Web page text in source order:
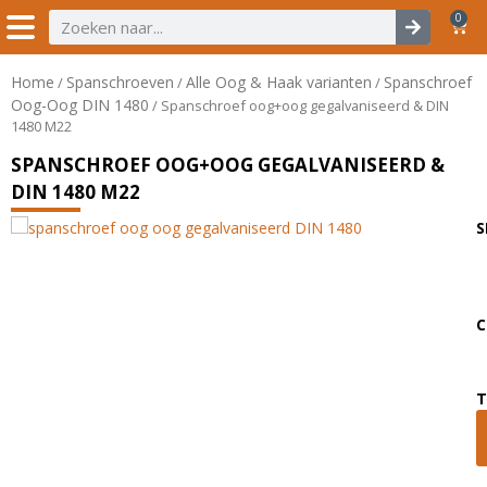
0
Home / Spanschroeven /Alle Oog & Haak varianten / Spanschroef
Oog-Oog DIN 1480 / Spanschroef oog+oog gegalvaniseerd & DIN
1480 M22
SPANSCHROEF OOG+OOG GEGALVANISEERD &
DIN 1480 M22